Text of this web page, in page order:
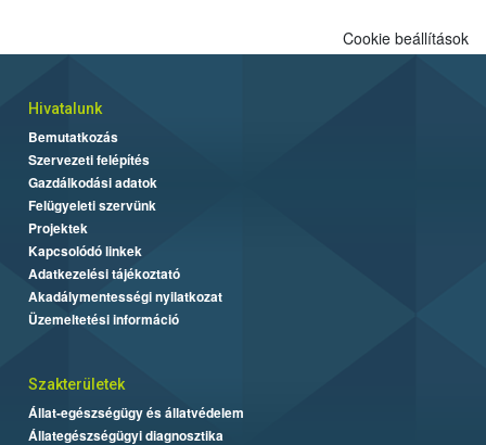
Cookie beállítások
Hivatalunk
Bemutatkozás
Szervezeti felépítés
Gazdálkodási adatok
Felügyeleti szervünk
Projektek
Kapcsolódó linkek
Adatkezelési tájékoztató
Akadálymentességi nyilatkozat
Üzemeltetési információ
Szakterületek
Állat-egészségügy és állatvédelem
Állategészségügyi diagnosztika